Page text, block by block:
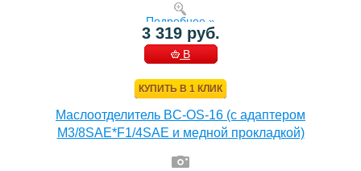
Подробнее »
3 319 руб.
В
КУПИТЬ В 1 КЛИК
Маслоотделитель BC-OS-16 (с адаптером
M3/8SAE*F1/4SAE и медной прокладкой)